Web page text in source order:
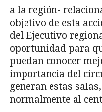
a la región-
objetivo de esta
del Ejecutivo
oportunidad para
puedan conocer
importancia del
generan estas
normalmente al